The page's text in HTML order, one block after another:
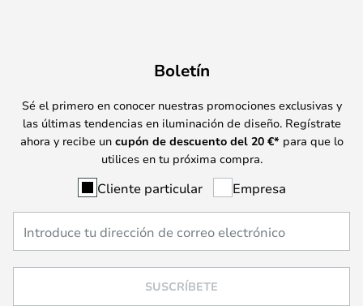
Boletín
Sé el primero en conocer nuestras promociones exclusivas y
las últimas tendencias en iluminación de diseño. Regístrate
ahora y recibe un cupón de descuento del 20 €* para que lo
utilices en tu próxima compra.
Cliente particular Empresa
SUSCRÍBETE